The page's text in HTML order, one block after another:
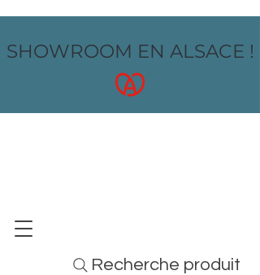
SHOWROOM EN ALSACE !
Recherche produit